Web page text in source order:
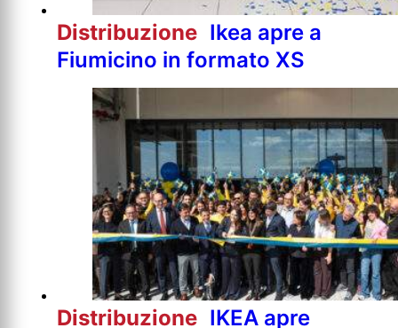
Distribuzione Ikea apre a
Fiumicino in formato XS
Distribuzione IKEA apre